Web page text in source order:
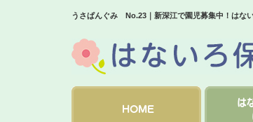
うさぱんぐみ No.23｜新深江で園児募集中！はな
HOME
は